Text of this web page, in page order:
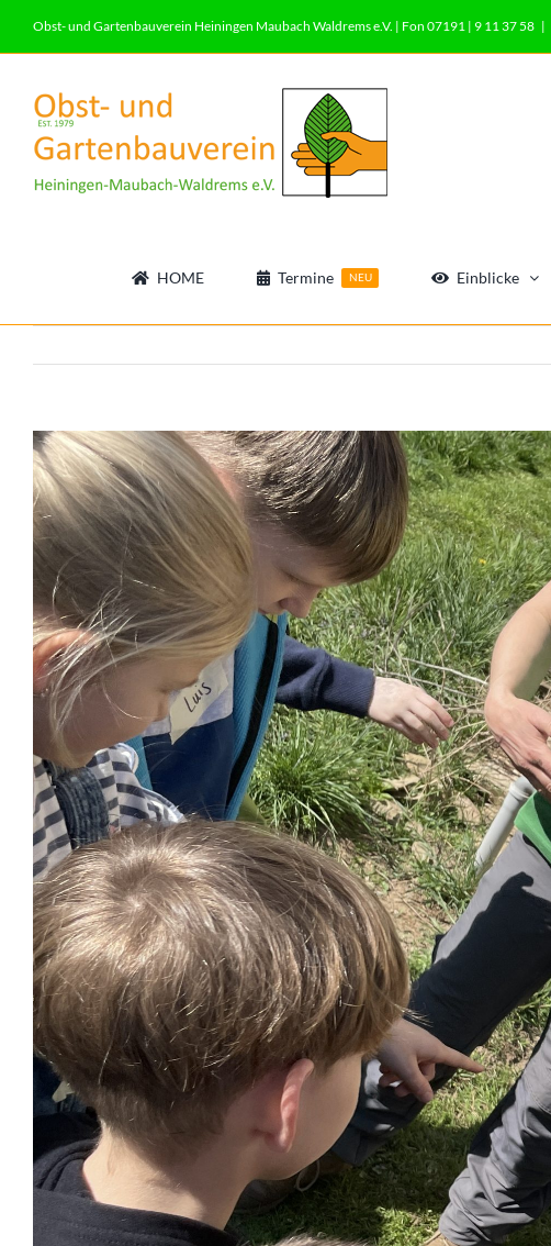
Obst- und Gartenbauverein Heiningen Maubach Waldrems e.V. | Fon 07191 | 9 11 37 58 |
HOME Termine NEU Einblicke
View
Larger
Image